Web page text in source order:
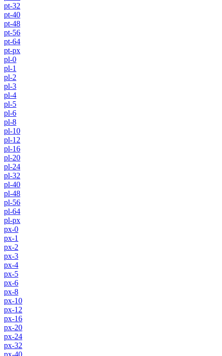
pt-32
pt-40
pt-48
pt-56
pt-64
pt-px
pl-0
pl-1
pl-2
pl-3
pl-4
pl-5
pl-6
pl-8
pl-10
pl-12
pl-16
pl-20
pl-24
pl-32
pl-40
pl-48
pl-56
pl-64
pl-px
px-0
px-1
px-2
px-3
px-4
px-5
px-6
px-8
px-10
px-12
px-16
px-20
px-24
px-32
px-40